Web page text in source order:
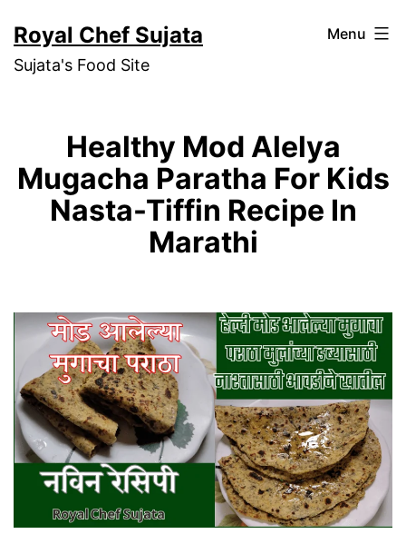
to
content
Royal Chef Sujata
Sujata's Food Site
Menu
Healthy Mod Alelya
Mugacha Paratha For Kids
Nasta-Tiffin Recipe In
Marathi